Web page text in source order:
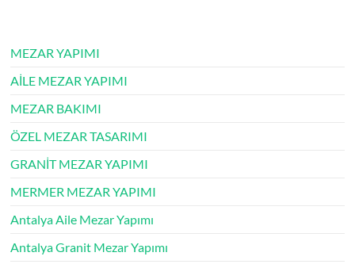
MEZAR YAPIMI
AİLE MEZAR YAPIMI
MEZAR BAKIMI
ÖZEL MEZAR TASARIMI
GRANİT MEZAR YAPIMI
MERMER MEZAR YAPIMI
Antalya Aile Mezar Yapımı
Antalya Granit Mezar Yapımı